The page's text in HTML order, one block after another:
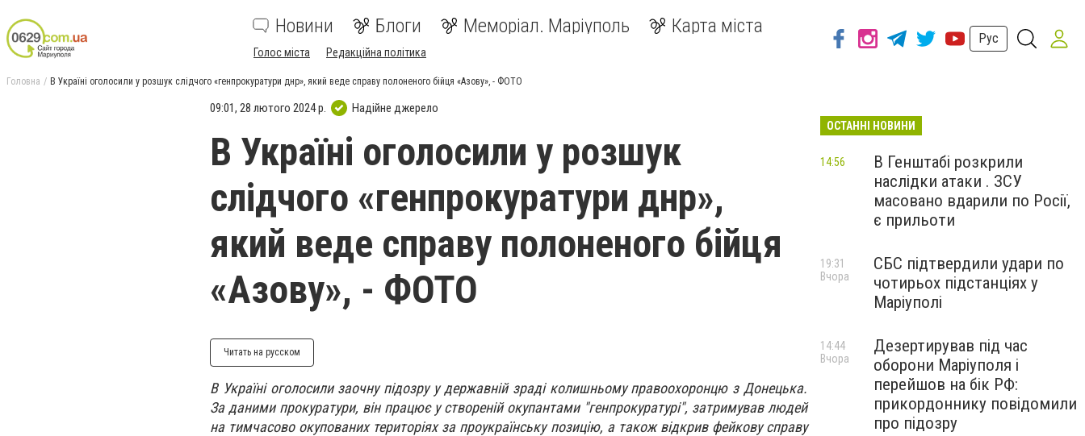
Новини Блоги Меморіал. Маріуполь Карта міста
Голос міста Редакційна політика
Рус
Головна В Україні оголосили у розшук слідчого «генпрокуратури днр», який веде справу полоненого бійця «Азову», - ФОТО
09:01, 28 лютого 2024 р. Надійне джерело
В Україні оголосили у розшук
слідчого «генпрокуратури днр»,
який веде справу полоненого бійця
«Азову», - ФОТО
Читать на русском
В Україні оголосили заочну підозру у державній зраді колишньому правоохоронцю з Донецька.
За даними прокуратури, він працює у створеній окупантами "генпрокуратурі", затримував людей
на тимчасово окупованих територіях за проукраїнську позицію, а також відкрив фейкову справу
ОСТАННІ НОВИНИ
В Генштабі розкрили
наслідки атаки . ЗСУ
масовано вдарили по Росії,
є прильоти
14:56
СБС підтвердили удари по
чотирьох підстанціях у
Маріуполі
19:31
Вчора
Дезертирував під час
оборони Маріуполя і
перейшов на бік РФ:
прикордоннику повідомили
про підозру
14:44
Вчора